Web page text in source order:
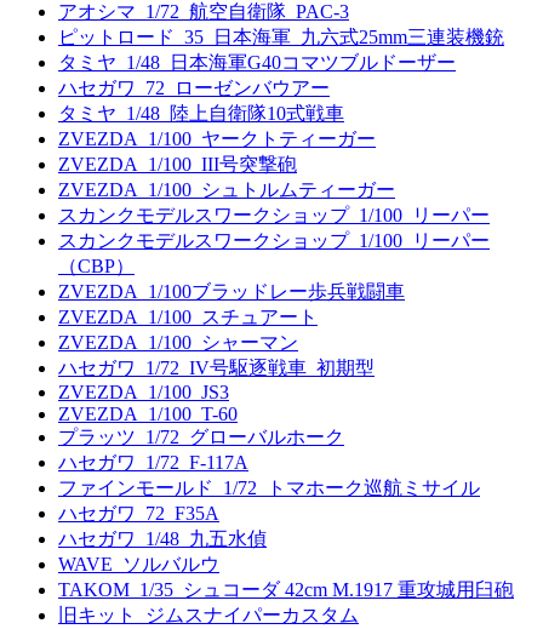
アオシマ_1/72_航空自衛隊_PAC-3
ピットロード_35_日本海軍_九六式25mm三連装機銃
タミヤ_1/48_日本海軍G40コマツブルドーザー
ハセガワ_72_ローゼンバウアー
タミヤ_1/48_陸上自衛隊10式戦車
ZVEZDA_1/100_ヤークトティーガー
ZVEZDA_1/100_III号突撃砲
ZVEZDA_1/100_シュトルムティーガー
スカンクモデルスワークショップ_1/100_リーパー
スカンクモデルスワークショップ_1/100_リーパー
（CBP）
ZVEZDA_1/100ブラッドレー歩兵戦闘車
ZVEZDA_1/100_スチュアート
ZVEZDA_1/100_シャーマン
ハセガワ_1/72_IV号駆逐戦車_初期型
ZVEZDA_1/100_JS3
ZVEZDA_1/100_T-60
プラッツ_1/72_グローバルホーク
ハセガワ_1/72_F-117A
ファインモールド_1/72_トマホーク巡航ミサイル
ハセガワ_72_F35A
ハセガワ_1/48_九五水偵
WAVE_ソルバルウ
TAKOM_1/35_シュコーダ 42cm M.1917 重攻城用臼砲
旧キット_ジムスナイパーカスタム